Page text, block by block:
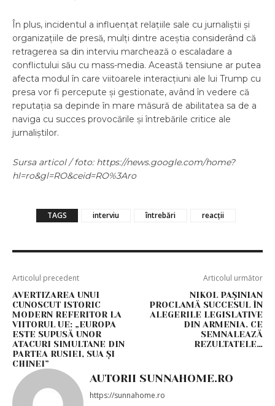
În plus, incidentul a influențat relațiile sale cu jurnaliștii și
organizațiile de presă, mulți dintre aceștia considerând că
retragerea sa din interviu marchează o escaladare a
conflictului său cu mass-media. Această tensiune ar putea
afecta modul în care viitoarele interacțiuni ale lui Trump cu
presa vor fi percepute și gestionate, având în vedere că
reputația sa depinde în mare măsură de abilitatea sa de a
naviga cu succes provocările și întrebările critice ale
jurnaliștilor.
Sursa articol / foto: https://news.google.com/home?
hl=ro&gl=RO&ceid=RO%3Aro
TAGS interviu întrebări reacții
Articolul precedent
AVERTIZAREA UNUI
CUNOSCUT ISTORIC
MODERN REFERITOR LA
VIITORUL UE: „EUROPA
ESTE SUPUSĂ UNOR
ATACURI SIMULTANE DIN
PARTEA RUSIEI, SUA ȘI
CHINEI”
Articolul următor
NIKOL PAȘINIAN
PROCLAMĂ SUCCESUL ÎN
ALEGERILE LEGISLATIVE
DIN ARMENIA. CE
SEMNALEAZĂ
REZULTATELE…
AUTORII SUNNAHOME.RO
https://sunnahome.ro